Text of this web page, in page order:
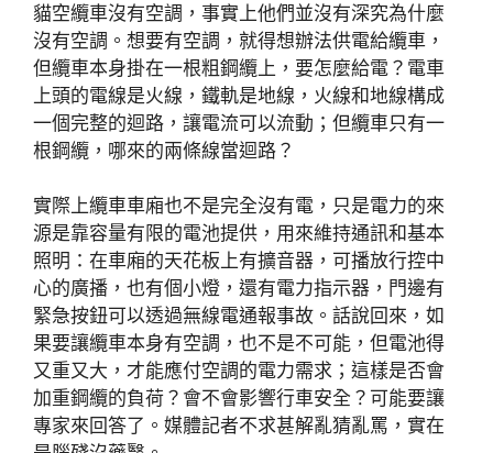
貓空纜車沒有空調，事實上他們並沒有深究為什麼
沒有空調。想要有空調，就得想辦法供電給纜車，
但纜車本身掛在一根粗鋼纜上，要怎麼給電？電車
上頭的電線是火線，鐵軌是地線，火線和地線構成
一個完整的迴路，讓電流可以流動；但纜車只有一
根鋼纜，哪來的兩條線當迴路？
實際上纜車車廂也不是完全沒有電，只是電力的來
源是靠容量有限的電池提供，用來維持通訊和基本
照明：在車廂的天花板上有擴音器，可播放行控中
心的廣播，也有個小燈，還有電力指示器，門邊有
緊急按鈕可以透過無線電通報事故。話說回來，如
果要讓纜車本身有空調，也不是不可能，但電池得
又重又大，才能應付空調的電力需求；這樣是否會
加重鋼纜的負荷？會不會影響行車安全？可能要讓
專家來回答了。媒體記者不求甚解亂猜亂罵，實在